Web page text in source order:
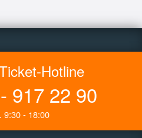
Hotline
917 22 90
9:30 - 18:00